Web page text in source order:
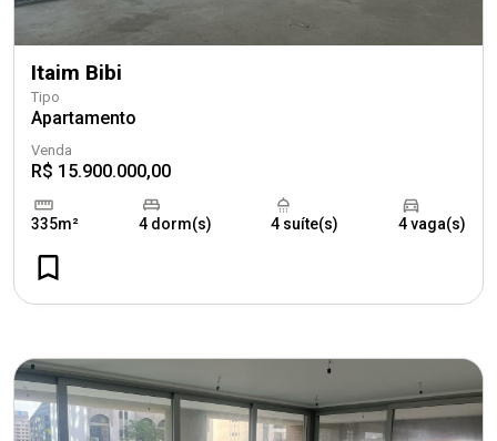
Itaim Bibi
Tipo
Apartamento
Venda
R$ 15.900.000,00
335m² 4 dorm(s) 4 suíte(s) 4 vaga(s)